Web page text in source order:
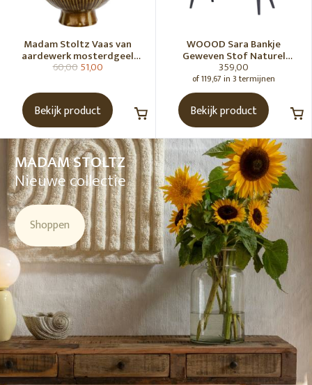
Madam Stoltz Vaas van
aardewerk mosterdgeel
naturel
60,0051,00
Bekijk product
WOOOD Sara Bankje
Geweven Stof Naturel
Melange [Fsc]
359,00
of 119,67 in 3 termijnen
Bekijk product
MADAM STOLTZ
Nieuwe collectie
Shoppen